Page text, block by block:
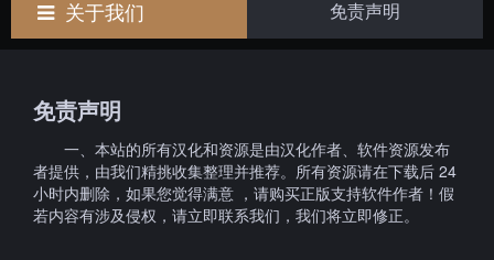
关于我们 免责声明
免责声明
一、本站的所有汉化和资源是由汉化作者、软件资源发布
者提供，由我们精挑收集整理并推荐。所有资源请在下载后 24
小时内删除，如果您觉得满意 ，请购买正版支持软件作者！假
若内容有涉及侵权，请立即联系我们，我们将立即修正。